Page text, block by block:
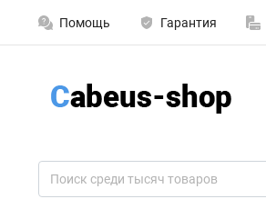
Помощь Гарантия